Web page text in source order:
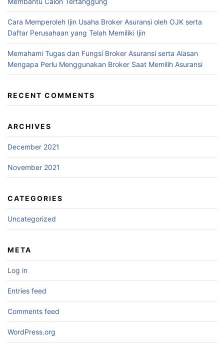
Cara Memperoleh Ijin Usaha Broker Asuransi oleh OJK serta
Daftar Perusahaan yang Telah Memiliki Ijin
Memahami Tugas dan Fungsi Broker Asuransi serta Alasan
Mengapa Perlu Menggunakan Broker Saat Memilih Asuransi
RECENT COMMENTS
ARCHIVES
December 2021
November 2021
CATEGORIES
Uncategorized
META
Log in
Entries feed
Comments feed
WordPress.org